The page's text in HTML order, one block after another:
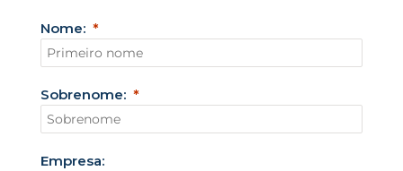
Nome:
Sobrenome:
Empresa: